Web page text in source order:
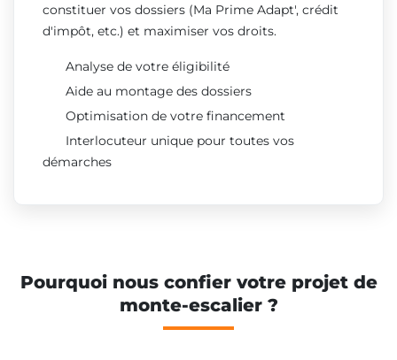
constituer vos dossiers (Ma Prime Adapt', crédit
d'impôt, etc.) et maximiser vos droits.
Analyse de votre éligibilité
Aide au montage des dossiers
Optimisation de votre financement
Interlocuteur unique pour toutes vos
démarches
Pourquoi nous confier votre projet de
monte-escalier ?